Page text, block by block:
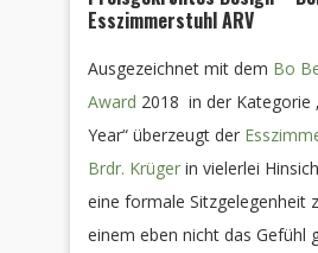
Esszimmerstuhl ARV
Ausgezeichnet mit dem Bo
Award 2018 in der Kategorie
Year“ überzeugt der
Brdr. Krüger in vielerlei
eine formale Sitzgelegenheit
einem eben nicht das Gefühl